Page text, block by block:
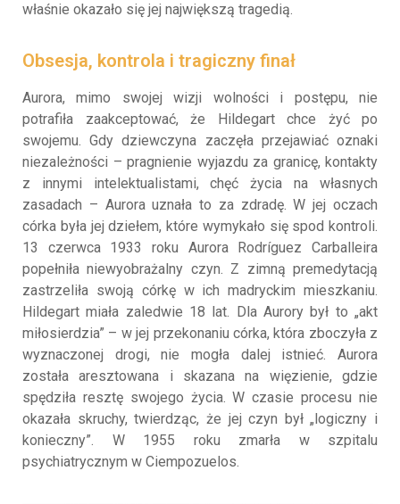
właśnie okazało się jej największą tragedią.
Obsesja, kontrola i tragiczny finał
Aurora, mimo swojej wizji wolności i postępu, nie
potrafiła zaakceptować, że Hildegart chce żyć po
swojemu. Gdy dziewczyna zaczęła przejawiać oznaki
niezależności – pragnienie wyjazdu za granicę, kontakty
z innymi intelektualistami, chęć życia na własnych
zasadach – Aurora uznała to za zdradę. W jej oczach
córka była jej dziełem, które wymykało się spod kontroli.
13 czerwca 1933 roku Aurora Rodríguez Carballeira
popełniła niewyobrażalny czyn. Z zimną premedytacją
zastrzeliła swoją córkę w ich madryckim mieszkaniu.
Hildegart miała zaledwie 18 lat. Dla Aurory był to „akt
miłosierdzia” – w jej przekonaniu córka, która zboczyła z
wyznaczonej drogi, nie mogła dalej istnieć. Aurora
została aresztowana i skazana na więzienie, gdzie
spędziła resztę swojego życia. W czasie procesu nie
okazała skruchy, twierdząc, że jej czyn był „logiczny i
konieczny”. W 1955 roku zmarła w szpitalu
psychiatrycznym w Ciempozuelos.